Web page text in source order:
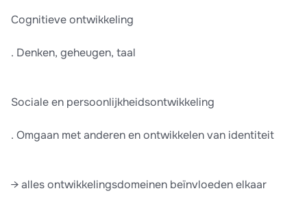
Cognitieve ontwikkeling
. Denken, geheugen, taal
Sociale en persoonlijkheidsontwikkeling
. Omgaan met anderen en ontwikkelen van identiteit
→ alles ontwikkelingsdomeinen beïnvloeden elkaar